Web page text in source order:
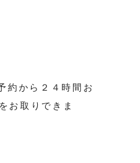
約から２４時間お
お取りできま